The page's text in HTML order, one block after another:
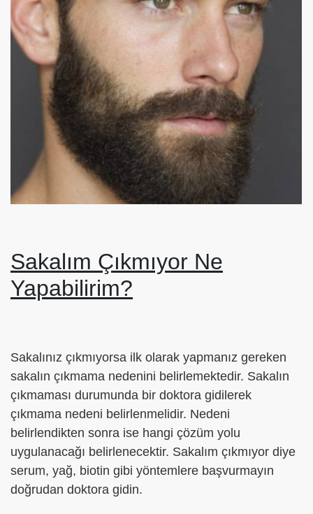
Sakalım Çıkmıyor Ne
Yapabilirim?
Sakalınız çıkmıyorsa ilk olarak yapmanız gereken
sakalın çıkmama nedenini belirlemektedir. Sakalın
çıkmaması durumunda bir doktora gidilerek
çıkmama nedeni belirlenmelidir. Nedeni
belirlendikten sonra ise hangi çözüm yolu
uygulanacağı belirlenecektir. Sakalım çıkmıyor diye
serum, yağ, biotin gibi yöntemlere başvurmayın
doğrudan doktora gidin.